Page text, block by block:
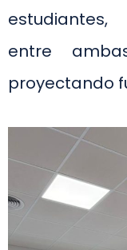
entre
proyectando